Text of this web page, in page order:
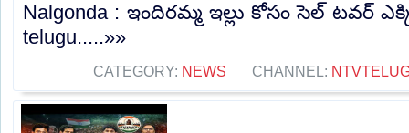
Nalgonda : ఇందిరమ్మ ఇల్లు కోసం సెల్ టవర్
telugu.....»»
CATEGORY: NEWS CHANNEL: